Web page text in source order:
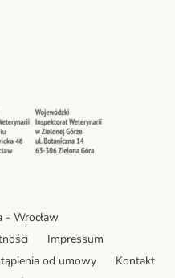
Method
Security
- Wrocław
Impressum
od umowy
Kontakt